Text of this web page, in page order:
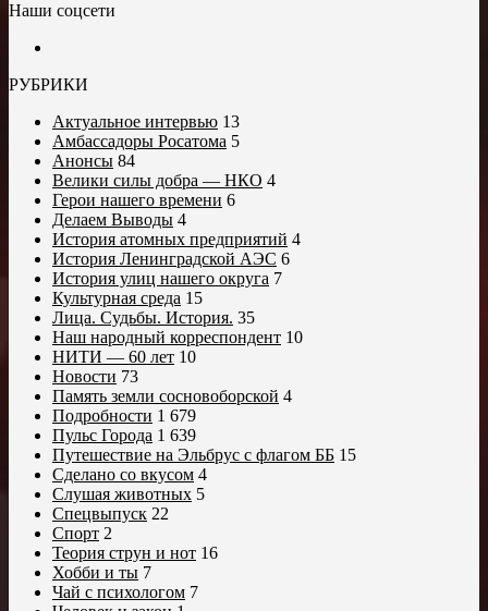
Наши соцсети
РУБРИКИ
Актуальное интервью 13
Амбассадоры Росатома 5
Анонсы 84
Велики силы добра — НКО 4
Герои нашего времени 6
Делаем Выводы 4
История атомных предприятий 4
История Ленинградской АЭС 6
История улиц нашего округа 7
Культурная среда 15
Лица. Судьбы. История. 35
Наш народный корреспондент 10
НИТИ — 60 лет 10
Новости 73
Память земли сосновоборской 4
Подробности 1 679
Пульс Города 1 639
Путешествие на Эльбрус с флагом ББ 15
Сделано со вкусом 4
Слушая животных 5
Спецвыпуск 22
Спорт 2
Теория струн и нот 16
Хобби и ты 7
Чай с психологом 7